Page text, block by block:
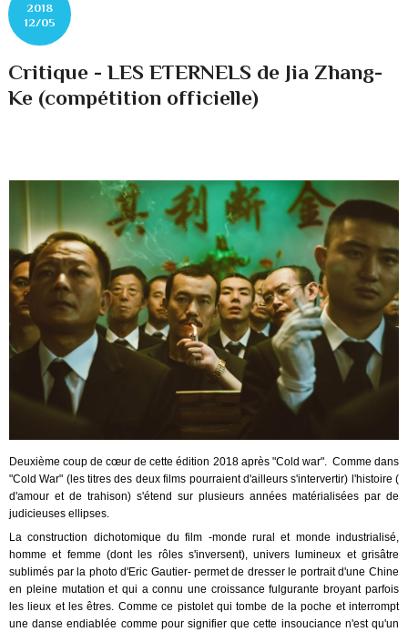
2018
12/05
Critique - LES ETERNELS de Jia Zhang-
Ke (compétition officielle)
Deuxième coup de cœur de cette édition 2018 après "Cold war". Comme dans
"Cold War" (les titres des deux films pourraient d'ailleurs s'intervertir) l'histoire (
d'amour et de trahison) s'étend sur plusieurs années matérialisées par de
judicieuses ellipses.
La construction dichotomique du film -monde rural et monde industrialisé,
homme et femme (dont les rôles s'inversent), univers lumineux et grisâtre
sublimés par la photo d'Eric Gautier- permet de dresser le portrait d'une Chine
en pleine mutation et qui a connu une croissance fulgurante broyant parfois
les lieux et les êtres. Comme ce pistolet qui tombe de la poche et interrompt
une danse endiablée comme pour signifier que cette insouciance n'est qu'un